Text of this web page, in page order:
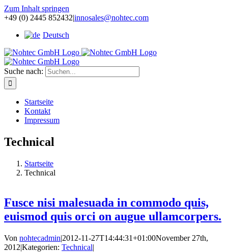
Zum Inhalt springen
+49 (0) 2445 852432|innosales@nohtec.com
Deutsch
Suche nach:
Startseite
Kontakt
Impressum
Technical
Startseite
Technical
Fusce nisi malesuada in commodo quis,
euismod quis orci on augue ullamcorpers.
Von nohtecadmin|2012-11-27T14:44:31+01:00November 27th,
2012|Kategorien: Technical|